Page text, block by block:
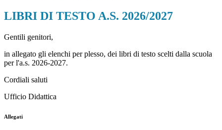
LIBRI DI TESTO A.S. 2026/2027
Gentili genitori,
in allegato gli elenchi per plesso, dei libri di testo scelti dalla scuola
per l'a.s. 2026-2027.
Cordiali saluti
Ufficio Didattica
Allegati